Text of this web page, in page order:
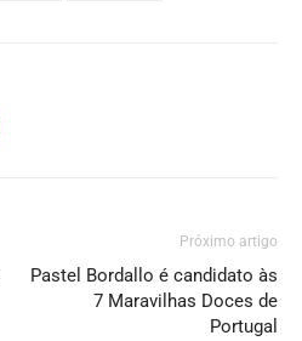
Próximo artigo
Pastel Bordallo é candidato às
7 Maravilhas Doces de
Portugal